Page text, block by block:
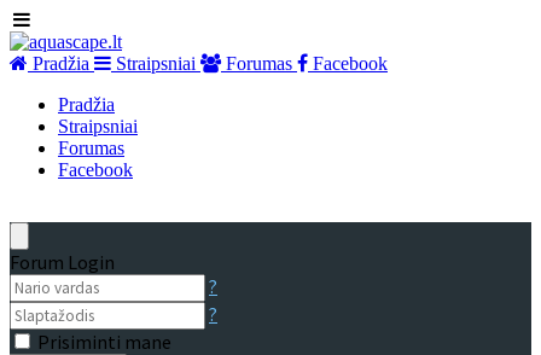
Pradžia Straipsniai Forumas
Facebook
Pradžia
Straipsniai
Forumas
Facebook
Forum Login
?
?
Prisiminti mane